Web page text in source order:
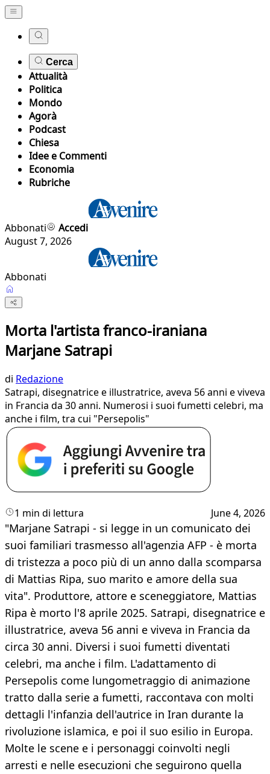
Cerca
Attualità
Politica
Mondo
Agorà
Podcast
Chiesa
Idee e Commenti
Economia
Rubriche
Abbonati
Accedi
August 7, 2026
Abbonati
Morta l'artista franco-iraniana
Marjane Satrapi
di Redazione
Satrapi, disegnatrice e illustratrice, aveva 56 anni e viveva
in Francia da 30 anni. Numerosi i suoi fumetti celebri, ma
anche i film, tra cui "Persepolis"
1 min di lettura June 4, 2026
"Marjane Satrapi - si legge in un comunicato dei
suoi familiari trasmesso all'agenzia AFP - è morta
di tristezza a poco più di un anno dalla scomparsa
di Mattias Ripa, suo marito e amore della sua
vita". Produttore, attore e sceneggiatore, Mattias
Ripa è morto l'8 aprile 2025. Satrapi, disegnatrice e
illustratrice, aveva 56 anni e viveva in Francia da
circa 30 anni. Diversi i suoi fumetti diventati
celebri, ma anche i film. L'adattamento di
Persepolis come lungometraggio di animazione
tratto dalla serie a fumetti, raccontava con molti
dettagli l'infanzia dell'autrice in Iran durante la
rivoluzione islamica, e poi il suo esilio in Europa.
Molte le scene e i personaggi coinvolti negli
arresti e nelle esecuzioni che seguirono quella